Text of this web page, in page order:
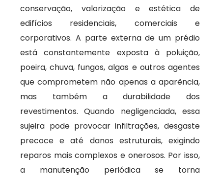
conservação, valorização e estética de
edifícios residenciais, comerciais e
corporativos. A parte externa de um prédio
está constantemente exposta à poluição,
poeira, chuva, fungos, algas e outros agentes
que comprometem não apenas a aparência,
mas também a durabilidade dos
revestimentos. Quando negligenciada, essa
sujeira pode provocar infiltrações, desgaste
precoce e até danos estruturais, exigindo
reparos mais complexos e onerosos. Por isso,
a manutenção periódica se torna